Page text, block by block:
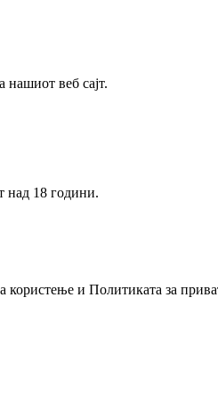
веб сајт.
над 18 години.
користење и Политиката за